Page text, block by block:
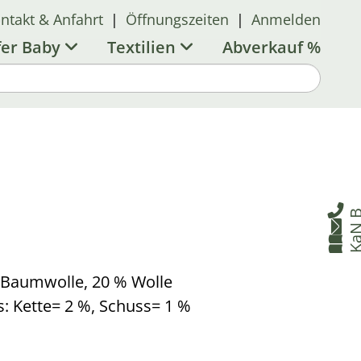



& Anfahrt | Öffnungszeiten | Anmelden
Baby Textilien Abverkauf %
20 % Wolle
Kette= 2 %, Schuss= 1 %